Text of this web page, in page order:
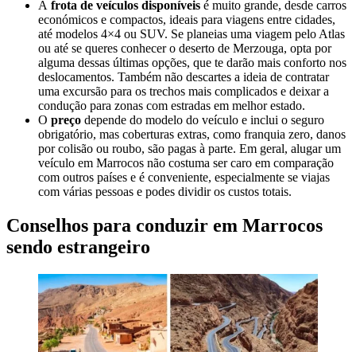
A frota de veículos disponíveis é muito grande, desde carros
económicos e compactos, ideais para viagens entre cidades,
até modelos 4×4 ou SUV. Se planeias uma viagem pelo Atlas
ou até se queres conhecer o deserto de Merzouga, opta por
alguma dessas últimas opções, que te darão mais conforto nos
deslocamentos. Também não descartes a ideia de contratar
uma excursão para os trechos mais complicados e deixar a
condução para zonas com estradas em melhor estado.
O preço depende do modelo do veículo e inclui o seguro
obrigatório, mas coberturas extras, como franquia zero, danos
por colisão ou roubo, são pagas à parte. Em geral, alugar um
veículo em Marrocos não costuma ser caro em comparação
com outros países e é conveniente, especialmente se viajas
com várias pessoas e podes dividir os custos totais.
Conselhos para conduzir em Marrocos
sendo estrangeiro